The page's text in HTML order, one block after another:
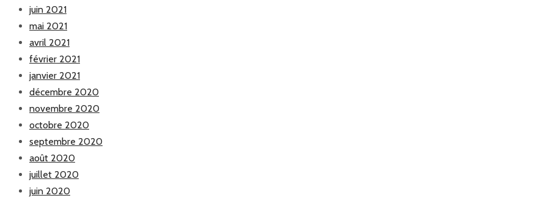
juin 2021
mai 2021
avril 2021
février 2021
janvier 2021
décembre 2020
novembre 2020
octobre 2020
septembre 2020
août 2020
juillet 2020
juin 2020